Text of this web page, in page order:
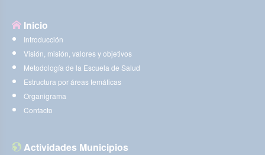
Inicio
Introducción
Visión, misión, valores y objetivos
Metodología de la Escuela de Salud
Estructura por áreas temáticas
Organigrama
Contacto
Actividades Municipios